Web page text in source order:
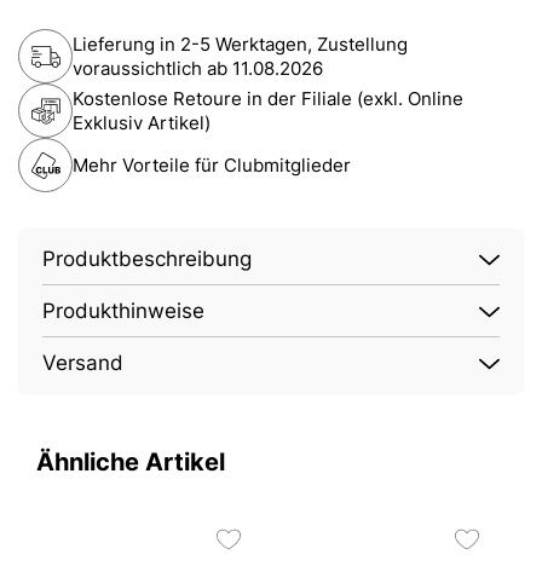
Lieferung in 2-5 Werktagen, Zustellung
voraussichtlich ab 11.08.2026
Kostenlose Retoure in der Filiale (exkl. Online
Exklusiv Artikel)
Mehr Vorteile für Clubmitglieder
Produktbeschreibung
Produkthinweise
Versand
Ähnliche Artikel